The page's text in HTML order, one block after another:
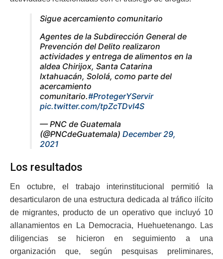
Sigue acercamiento comunitario
Agentes de la Subdirección General de
Prevención del Delito realizaron
actividades y entrega de alimentos en la
aldea Chirijox, Santa Catarina
Ixtahuacán, Sololá, como parte del
acercamiento
comunitario.#ProtegerYServir
pic.twitter.com/tpZcTDvI4S
— PNC de Guatemala
(@PNCdeGuatemala) December 29,
2021
Los resultados
En octubre, el trabajo interinstitucional permitió la
desarticularon de una estructura dedicada al tráfico ilícito
de migrantes, producto de un operativo que incluyó 10
allanamientos en La Democracia, Huehuetenango. Las
diligencias se hicieron en seguimiento a una
organización que, según pesquisas preliminares,